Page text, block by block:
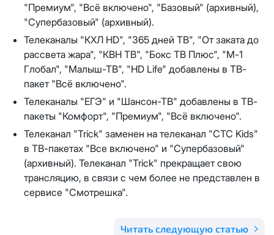
"Премиум", "Всё включено", "Базовый" (архивный),
"Супербазовый" (архивный).
Телеканалы "КХЛ HD", "365 дней ТВ", "От заката до
рассвета жара", "КВН ТВ", "Бокс ТВ Плюс", "М-1
Глобал", "Малыш-ТВ", "HD Life" добавлены в ТВ-
пакет "Всё включено".
Телеканалы "ЕГЭ" и "Шансон-ТВ" добавлены в ТВ-
пакеты "Комфорт", "Премиум", "Всё включено".
Телеканал "Trick" заменен на телеканал "СТС Kids"
в ТВ-пакетах "Все включено" и "Супербазовый"
(архивный). Телеканал "Trick" прекращает свою
трансляцию, в связи с чем более не представлен в
сервисе "Смотрешка".
Читать следующую статью
МойДом100
Спутник 40
Оптима
Спутник 100
МойДом200
Спутник 200
рублей.
Единовременный платеж за смену выделенного
публичного IP адреса на новый публичный IP адрес
-5000 рублей
Активация услуги производится на следующий
рабочий день после отправки Вам новых сетевых
реквизитов.
Ежемесячная абонентская плата за публичный IP-
адрес составляет100 руб.
Оформляя заявку на выделение публичного IP-
адреса, Вы соглашаетесь с условиями
предоставления услуги.
Блокировка данной услуги невозможна. При
течение трех календарных месяцев, публичный IP-